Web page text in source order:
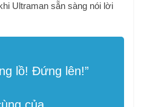
Ultraman sẵn sàng nói lời
lồ! Đứng lên!”